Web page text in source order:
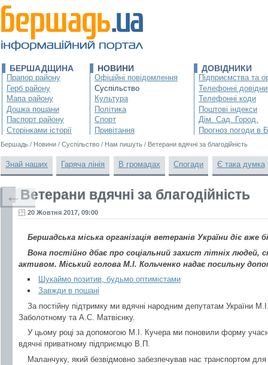
БЕРШАДЩИНА
Прапор району
Герб району
Мапа району
Дошка пошани
Паспорт району
Сторінками історії
НОВИНИ
Офіційні повідомлення
Суспільство
Культура
Політика
Спорт
Привітання
ДОВІДНИКИ
Підприємства та
Телефонні
Телефонні коди
Поштові індекси
Дім. Сад. Город.
Прогноз погоди в
Бершадь / Новини / Суспільство / Нам пишуть / Ветерани вдячні за благодійність
Знай наших Гаряча лінія В громадах Спогади Є така думка
Ветерани вдячні за благодійність
20 Жовтня 2017, 09:00
Бершадська міська організація ветеранів України діє
Вона постійно дбає про соціальний захист літніх людей,
активом. Міський голова М.І. Кольченко надає посильну
Шукаймо позитив, будьмо оптимістами
Завжди в пошані
За постійну підтримку ми вдячні народним депутатам України
Заболотному та А.С. Матвієнку.
У цьому році за допомогою М.І. Кучера ми поновили форму
вдячні приватному підприємцю В.П.
Маланчуку, який безвідмовно забезпечував нас транспортом
←